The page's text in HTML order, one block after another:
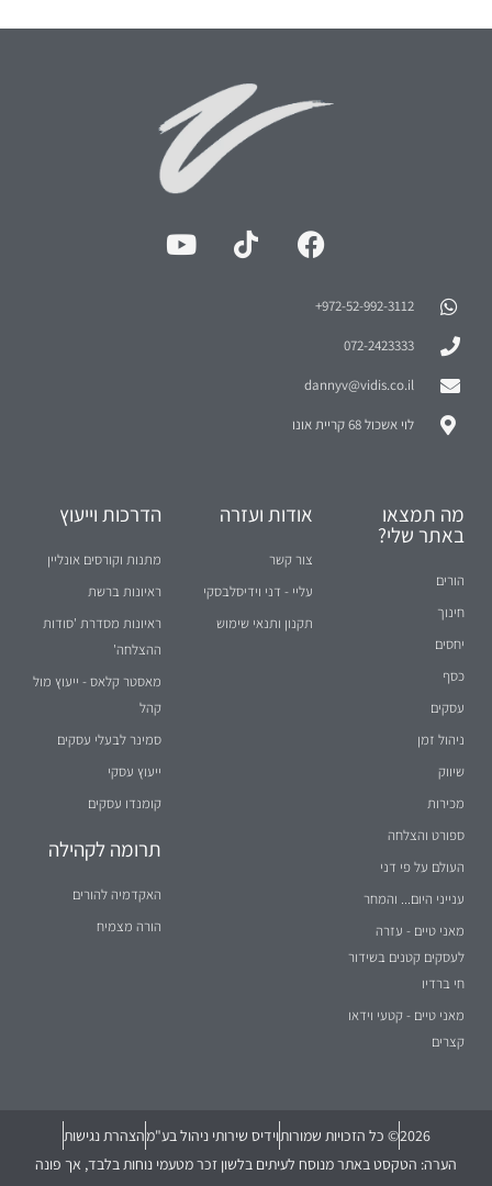
972-52-992-3112⁩+
072-2423333
dannyv@vidis.co.il
לוי אשכול 68 קריית אונו
מה תמצאו
באתר שלי?
הורים
חינוך
יחסים
כסף
עסקים
ניהול זמן
שיווק
מכירות
ספורט והצלחה
העולם על פי דני
ענייני היום... והמחר
מאני טיים - עזרה
לעסקים קטנים בשידור
חי ברדיו
מאני טיים - קטעי וידאו
קצרים
אודות ועזרה
צור קשר
עליי - דני וידיסלבסקי
תקנון ותנאי שימוש
הדרכות וייעוץ
מתנות וקורסים אונליין
ראיונות ברשת
ראיונות מסדרת 'סודות
ההצלחה'
מאסטר קלאס - ייעוץ מול
קהל
סמינר לבעלי עסקים
ייעוץ עסקי
קומנדו עסקים
תרומה לקהילה
האקדמיה להורים
הורה מצמיח
2026© כל הזכויות שמורותוידיס שירותי ניהול בע"מהצהרת נגישות
הערה: הטקסט באתר מנוסח לעיתים בלשון זכר מטעמי נוחות בלבד, אך פונה